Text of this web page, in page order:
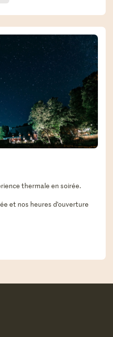
thermale en soirée.
et nos heures d’ouverture